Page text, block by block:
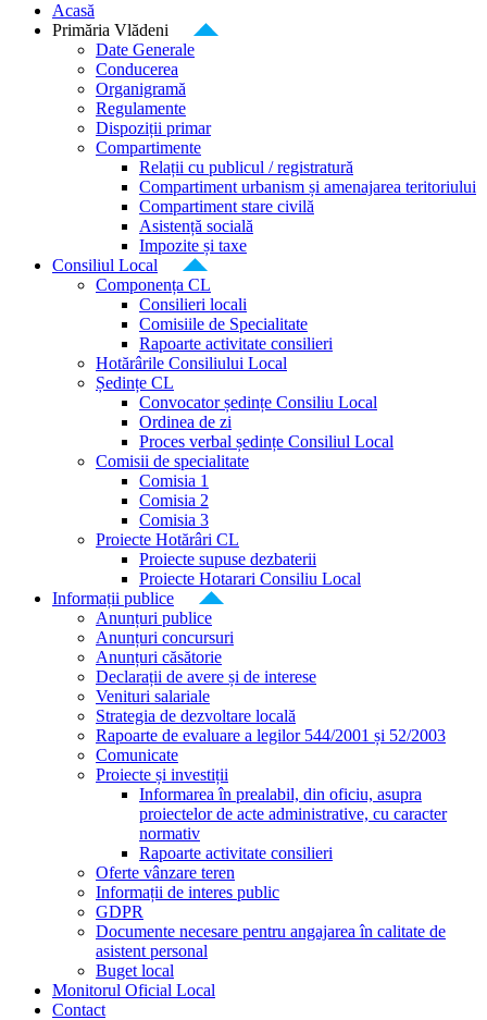
Acasă
Primăria Vlădeni
Date Generale
Conducerea
Organigramă
Regulamente
Dispoziții primar
Compartimente
Relații cu publicul / registratură
Compartiment urbanism și amenajarea teritoriului
Compartiment stare civilă
Asistență socială
Impozite și taxe
Consiliul Local
Componența CL
Consilieri locali
Comisiile de Specialitate
Rapoarte activitate consilieri
Hotărârile Consiliului Local
Ședințe CL
Convocator ședințe Consiliu Local
Ordinea de zi
Proces verbal ședințe Consiliul Local
Comisii de specialitate
Comisia 1
Comisia 2
Comisia 3
Proiecte Hotărâri CL
Proiecte supuse dezbaterii
Proiecte Hotarari Consiliu Local
Informații publice
Anunțuri publice
Anunțuri concursuri
Anunțuri căsătorie
Declarații de avere și de interese
Venituri salariale
Strategia de dezvoltare locală
Rapoarte de evaluare a legilor 544/2001 și 52/2003
Comunicate
Proiecte și investiții
Informarea în prealabil, din oficiu, asupra
proiectelor de acte administrative, cu caracter
normativ
Rapoarte activitate consilieri
Oferte vânzare teren
Informații de interes public
GDPR
Documente necesare pentru angajarea în calitate de
asistent personal
Buget local
Monitorul Oficial Local
Contact